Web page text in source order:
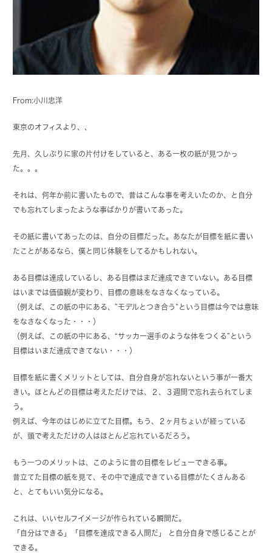
From:小川忠洋
東京のオフィスより、、
先月、久しぶりに家の片付けをしていると、ある一枚の紙が見つかっ
た。。。
それは、何年か前に書いたもので、昔はこんな事を考えいたのか、と自分
でも忘れてしまったような事ばかりが書いてあった。
その紙に書いてあったのは、自分の目標だった。あなたが目標を紙に書い
たことがあるなら、僕と同じ体験をしてるかもしれない。
ある目標は達成しているし、ある目標はまだ達成できていない。ある目標
はいまでは価値観が変わり、目標の意味をなさなくなっている。
（例えば、この紙の中にある、”モデルとつき合う”という目標は今では意味
をなさなくなった・・・）
（例えば、この紙の中にある、“サッカー選手のような体をつくる”という
目標はいまだ達成できてない・・・）
目標を紙に書くメリットとしては、自分自身が忘れないという事が一番大
きい。ほとんどの目標は考えただけでは、２、３週間で忘れ去られてしま
う。
例えば、今年のはじめに立てた目標。もう、２ヶ月ちょいが経っている
が、頭で考えただけの人はほとんど忘れているだろう。
もう一つのメリットは、このように昔の目標をレビューできる事。
昔立てた目標の紙を見て、その中で達成できている目標がたくさんある
と、とてもいい気分になる。
これは、いいセルフイメージが作られている瞬間だ。
「自分はできる」「目標を達成できる人間だ」 と自分自身で感じることが
できる。